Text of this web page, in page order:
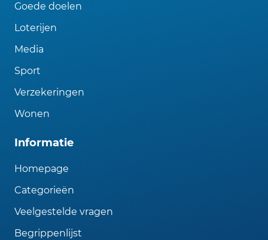
Goede doelen
Loterijen
Media
Sport
Verzekeringen
Wonen
Informatie
Homepage
Categorieën
Veelgestelde vragen
Begrippenlijst